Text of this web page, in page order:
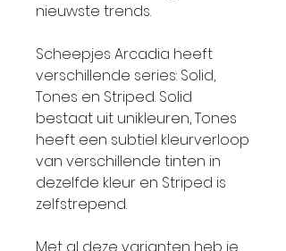
nieuwste trends.
Scheepjes Arcadia heeft
verschillende series: Solid,
Tones en Striped. Solid
bestaat uit unikleuren, Tones
heeft een subtiel kleurverloop
van verschillende tinten in
dezelfde kleur en Striped is
zelfstrepend.